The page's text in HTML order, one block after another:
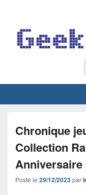
Chronique
Collection
Anniversaire
Posté le 29/12/2023par